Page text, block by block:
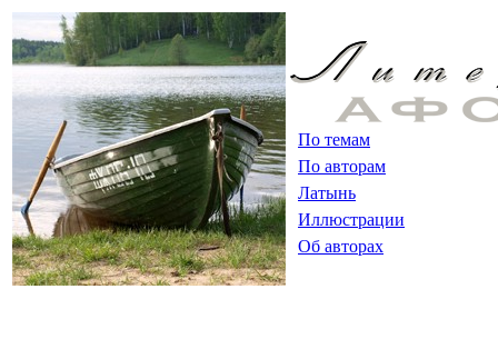
По темам
По авторам
Латынь
Иллюстрации
Об авторах